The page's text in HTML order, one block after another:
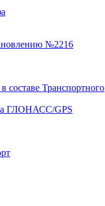
№2216
Транспортного
ГЛОНАСС/GPS